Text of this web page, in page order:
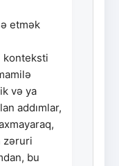
etmək
konteksti
və ya
addımlar,
zəruri
bu